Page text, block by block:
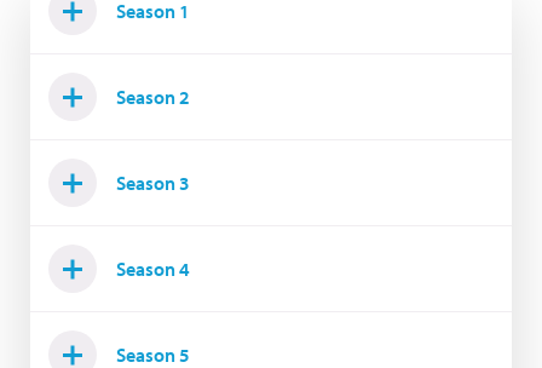
Season 1
Season 2
Season 3
Season 4
Season 5